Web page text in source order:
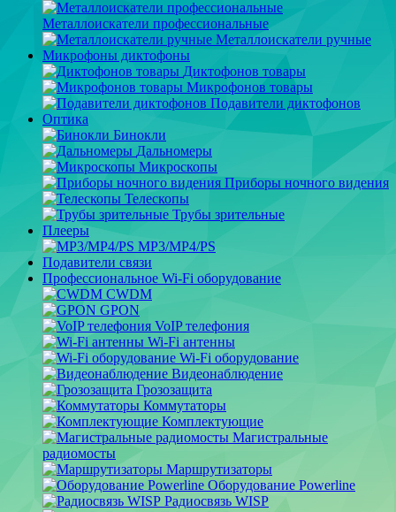
Металлоискатели профессиональные
Металлоискатели ручные
Микрофоны диктофоны
Диктофонов товары
Микрофонов товары
Подавители диктофонов
Оптика
Бинокли
Дальномеры
Микроскопы
Приборы ночного видения
Телескопы
Трубы зрительные
Плееры
MP3/MP4/PS
Подавители связи
Профессиональное Wi-Fi оборудование
CWDM
GPON
VoIP телефония
Wi-Fi антенны
Wi-Fi оборудование
Видеонаблюдение
Грозозащита
Коммутаторы
Комплектующие
Магистральные
радиомосты
Маршрутизаторы
Оборудование Powerline
Радиосвязь WISP